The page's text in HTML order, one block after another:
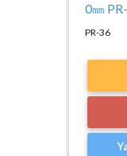
0㎜
PR-36